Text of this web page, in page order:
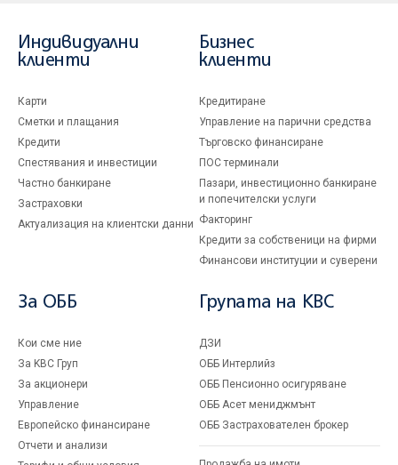
Индивидуални
клиенти
Карти
Сметки и плащания
Кредити
Спестявания и инвестиции
Частно банкиране
Застраховки
Актуализация на клиентски данни
Бизнес
клиенти
Кредитиране
Управление на парични средства
Търговско финансиране
ПОС терминали
Пазари, инвестиционно банкиране
и попечителски услуги
Факторинг
Кредити за собственици на фирми
Финансови институции и суверени
За ОББ
Кои сме ние
За KBC Груп
За акционери
Управление
Европейско финансиране
Отчети и анализи
Групата на KBC
ДЗИ
ОББ Интерлийз
ОББ Пенсионно осигуряване
ОББ Асет мениджмънт
ОББ Застрахователен брокер